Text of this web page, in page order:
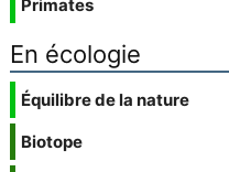
Primates
En écologie
Équilibre de la nature
Biotope